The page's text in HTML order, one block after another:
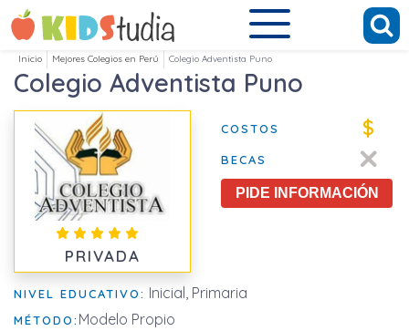
Inicio Mejores Colegios en Perú Colegio Adventista Puno
Colegio Adventista Puno
PRIVADA
COSTOS $
BECAS
PIDE INFORMACIÓN
NIVEL EDUCATIVO: Inicial, Primaria
MÉTODO: Modelo Propio